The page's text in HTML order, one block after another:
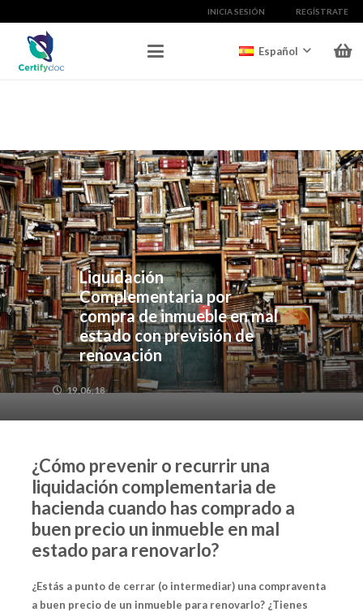
INICIA SESIÓN REGÍSTRATE
Español
Liquidación
Complementaria por
compra de inmueble en mal
estado con previsión de
renovación
19,06,18
¿Cómo prevenir o recurrir una
liquidación complementaria de
hacienda cuando has comprado a
buen precio un inmueble en mal
estado para renovarlo?
¿Estás a punto de cerrar (o intermediar) una compraventa
a buen precio de un inmueble para renovarlo? ¿Tienes